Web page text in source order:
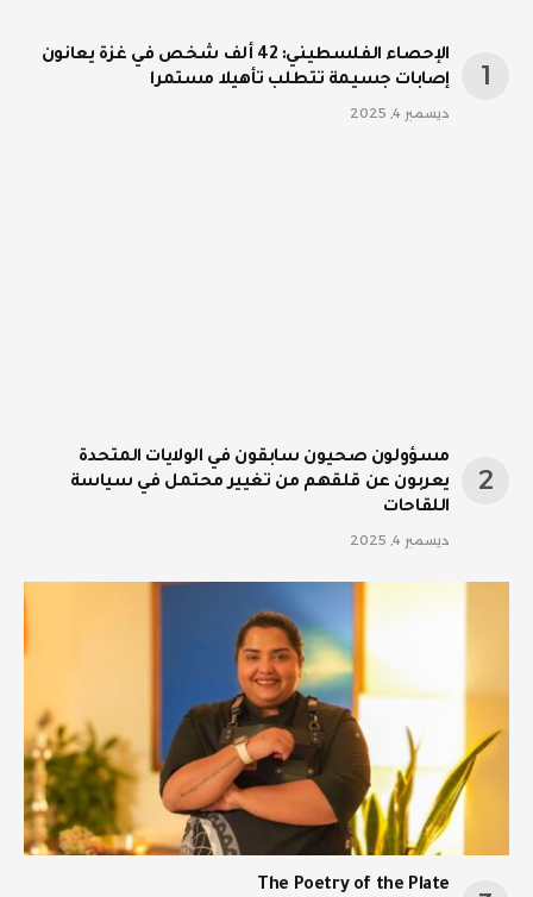
الإحصاء الفلسطيني: 42 ألف شخص في غزة يعانون
إصابات جسيمة تتطلب تأهيلا مستمرا
ديسمبر 4, 2025
مسؤولون صحيون سابقون في الولايات المتحدة
يعربون عن قلقهم من تغيير محتمل في سياسة
اللقاحات
ديسمبر 4, 2025
The Poetry of the Plate